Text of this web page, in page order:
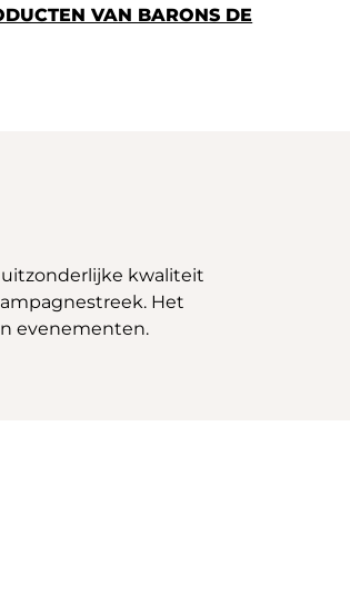
VAN BARONS DE
kwaliteit
Het
evenementen.